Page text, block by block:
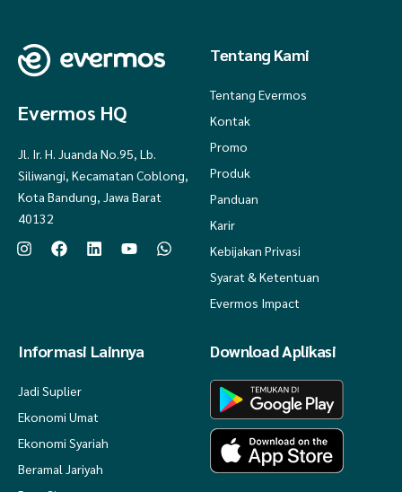
Evermos HQ
Jl. Ir. H. Juanda No.95, Lb.
Siliwangi, Kecamatan Coblong,
Kota Bandung, Jawa Barat
40132
Tentang Kami
Tentang Evermos
Kontak
Promo
Produk
Panduan
Karir
Kebijakan Privasi
Syarat & Ketentuan
Evermos Impact
Informasi Lainnya
Jadi Suplier
Ekonomi Umat
Ekonomi Syariah
Beramal Jariyah
Download Aplikasi